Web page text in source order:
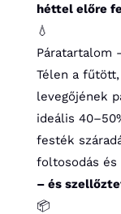
héttel előre
💧
Páratartalom
Télen a
levegőjének
ideális
festék
foltosodás és
– és
📦